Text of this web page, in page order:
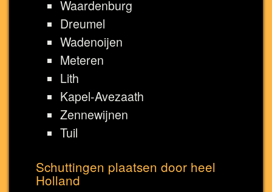
Waardenburg
Dreumel
Wadenoijen
Meteren
Lith
Kapel-Avezaath
Zennewijnen
Tuil
Schuttingen plaatsen door heel
Holland